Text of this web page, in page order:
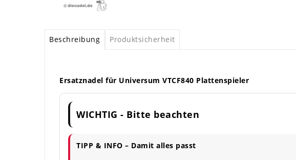
Beschreibung Produktsicherheit
Ersatznadel für Universum VTCF840 Plattenspieler
WICHTIG - Bitte beachten
TIPP & INFO – Damit alles passt